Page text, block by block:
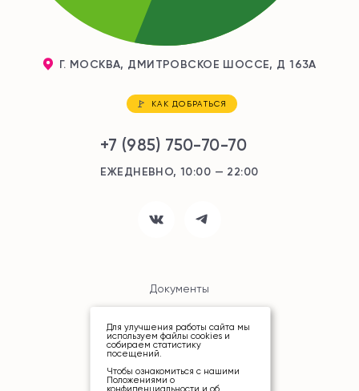
Для улучшения работы сайта мы
используем файлы cookies и
собираем статистику
посещений.
Чтобы ознакомиться с нашими
Положениями о
конфиденциальности и об
Г. МОСКВА, ДМИТРОВСКОЕ ШОССЕ, Д 163А
КАК ДОБРАТЬСЯ
+7 (985) 750-70-70
ЕЖЕДНЕВНО, 10:00 — 22:00
Документы
Карта сайта